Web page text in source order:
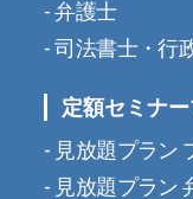
弁護士
司法書士・行
定額セミナ
見放題プラン
見放題プラン